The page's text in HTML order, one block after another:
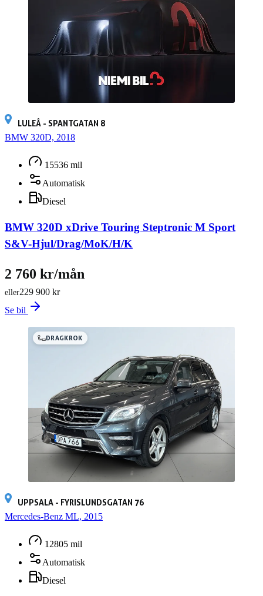
LULEÅ - SPANTGATAN 8
BMW 320D, 2018
15536 mil
Automatisk
Diesel
BMW 320D xDrive Touring Steptronic M Sport
S&V-Hjul/Drag/MoK/H/K
229 900 kr
eller
2 760 kr/mån
Se bil
DRAGKROK
UPPSALA - FYRISLUNDSGATAN 76
Mercedes-Benz ML, 2015
12805 mil
Automatisk
Diesel